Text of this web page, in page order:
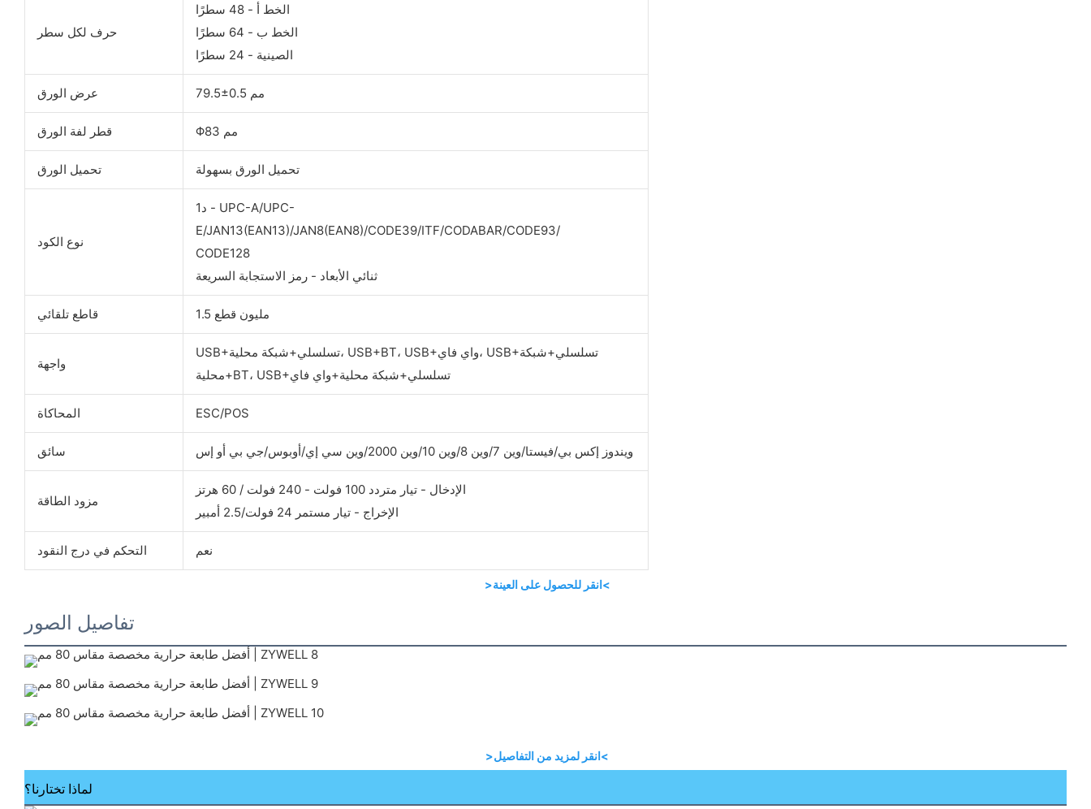
حرف لكل سطر
الخط أ - 48 سطرًا
الخط ب - 64 سطرًا
الصينية - 24 سطرًا
عرض الورق 79.5±0.5 مم
قطر لفة الورق Φ83 مم
تحميل الورق تحميل الورق بسهولة
نوع الكود
1د - UPC-A/UPC-
E/JAN13(EAN13)/JAN8(EAN8)/CODE39/ITF/CODABAR/CODE93/
CODE128
ثنائي الأبعاد - رمز الاستجابة السريعة
قاطع تلقائي 1.5 مليون قطع
واجهة
USB+تسلسلي+شبكة محلية، USB+BT، USB+واي فاي، USB+تسلسلي+شبكة
محلية+BT، USB+تسلسلي+شبكة محلية+واي فاي
المحاكاة ESC/POS
سائق ويندوز إكس بي/فيستا/وين 7/وين 8/وين 10/وين 2000/وين سي إي/أوبوس/جي بي أو إس
مزود الطاقة
الإدخال - تيار متردد 100 فولت - 240 فولت / 60 هرتز
الإخراج - تيار مستمر 24 فولت/2.5 أمبير
التحكم في درج النقود نعم
>انقر للحصول على العينة<
تفاصيل الصور
>انقر لمزيد من التفاصيل<
لماذا تختارنا؟